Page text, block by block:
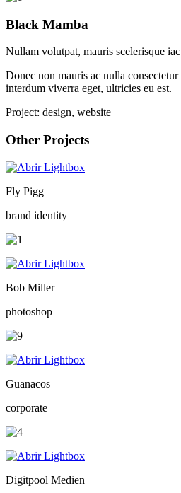
Black Mamba
Nullam volutpat, mauris scelerisque
Donec non mauris ac nulla
interdum viverra eget, ultricies eu est.
Project: design, website
Other Projects
Fly Pigg
brand identity
Bob Miller
photoshop
Guanacos
corporate
Digitpool Medien